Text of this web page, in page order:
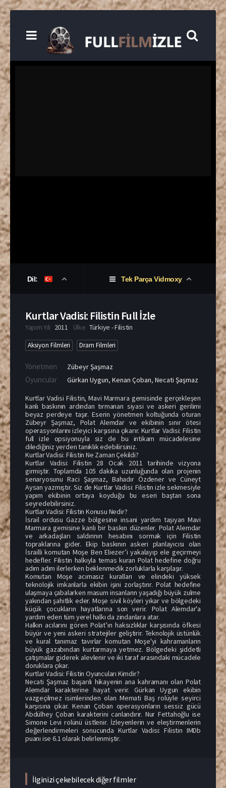
Dil: Tek Parça Vidmoxy
Kurtlar Vadisi: Filistin Full İzle
Yapım Yılı 2011 Ülke Türkiye - Filistin
Aksiyon Filmleri Dram Filmleri
Yönetmen Zübeyr Şaşmaz
Oyuncular Gürkan Uygun, Kenan Çoban, Necati Şaşmaz
Kurtlar Vadisi Filistin, Mavi Marmara gemisinde gerçekleşen
kanlı baskının ardından tırmanan siyasi ve askeri gerilimi
beyaz perdeye taşır. Eserin yönetmen koltuğunda oturan
Zübeyr Şaşmaz, Polat Alemdar ve ekibinin sınır ötesi
operasyonlarını izleyici karşısına çıkarır. Kurtlar Vadisi: Filistin
full izle opsiyonuyla siz de bu intikam mücadelesine
dilediğiniz yerden tanıklık edebilirsiniz.
Kurtlar Vadisi: Filistin Ne Zaman Çekildi?
Kurtlar Vadisi: Filistin 28 Ocak 2011 tarihinde vizyona
girmiştir. Toplamda 105 dakika uzunluğunda olan projenin
senaryosunu Raci Şaşmaz, Bahadır Özdener ve Cüneyt
Aysan yazmıştır. Siz de Kurtlar Vadisi: Filistin izle sekmesiyle
yapım ekibinin ortaya koyduğu bu eseri baştan sona
seyredebilirsiniz.
Kurtlar Vadisi: Filistin Konusu Nedir?
İsrail ordusu Gazze bölgesine insani yardım taşıyan Mavi
Marmara gemisine kanlı bir baskın düzenler. Polat Alemdar
ve arkadaşları saldırının hesabını sormak için Filistin
topraklarına gider. Ekip baskının askeri planlayıcısı olan
İsrailli komutan Moşe Ben Eliezer’i yakalayıp ele geçirmeyi
hedefler. Filistin halkıyla temas kuran Polat hedefine doğru
adım adım ilerlerken beklenmedik zorluklarla karşılaşır.
Komutan Moşe acımasız kuralları ve elindeki yüksek
teknolojik imkanlarla ekibin işini zorlaştırır. Polat hedefine
ulaşmaya çabalarken masum insanların yaşadığı büyük zulme
yakından şahitlik eder. Moşe sivil köyleri yıkar ve bölgedeki
küçük çocukların hayatlarına son verir. Polat Alemdar'a
yardım eden tüm yerel halkı da zindanlara atar.
Halkın acılarını gören Polat’ın haksızlıklar karşısında öfkesi
büyür ve yeni askeri stratejiler geliştirir. Teknolojik üstünlük
ve kural tanımaz tavırlar komutan Moşe'yi kahramanların
büyük gazabından kurtarmaya yetmez. Bölgedeki şiddetli
çatışmalar giderek alevlenir ve iki taraf arasındaki mücadele
doruklara çıkar.
Kurtlar Vadisi: Filistin Oyuncuları Kimdir?
Necati Şaşmaz başarılı hikayenin ana kahramanı olan Polat
Alemdar karakterine hayat verir. Gürkan Uygun ekibin
vazgeçilmez isimlerinden olan Memati Baş rolüyle seyirci
karşısına çıkar. Kenan Çoban operasyonların sessiz gücü
Abdülhey Çoban karakterini canlandırır. Nur Fettahoğlu ise
Simone Levi rolünü üstlenir. İzleyenlerin ve eleştirmenlerin
değerlendirmeleri sonucunda Kurtlar Vadisi: Filistin IMDb
puanı ise 6.1 olarak belirlenmiştir.
İlginizi çekebilecek diğer filmler